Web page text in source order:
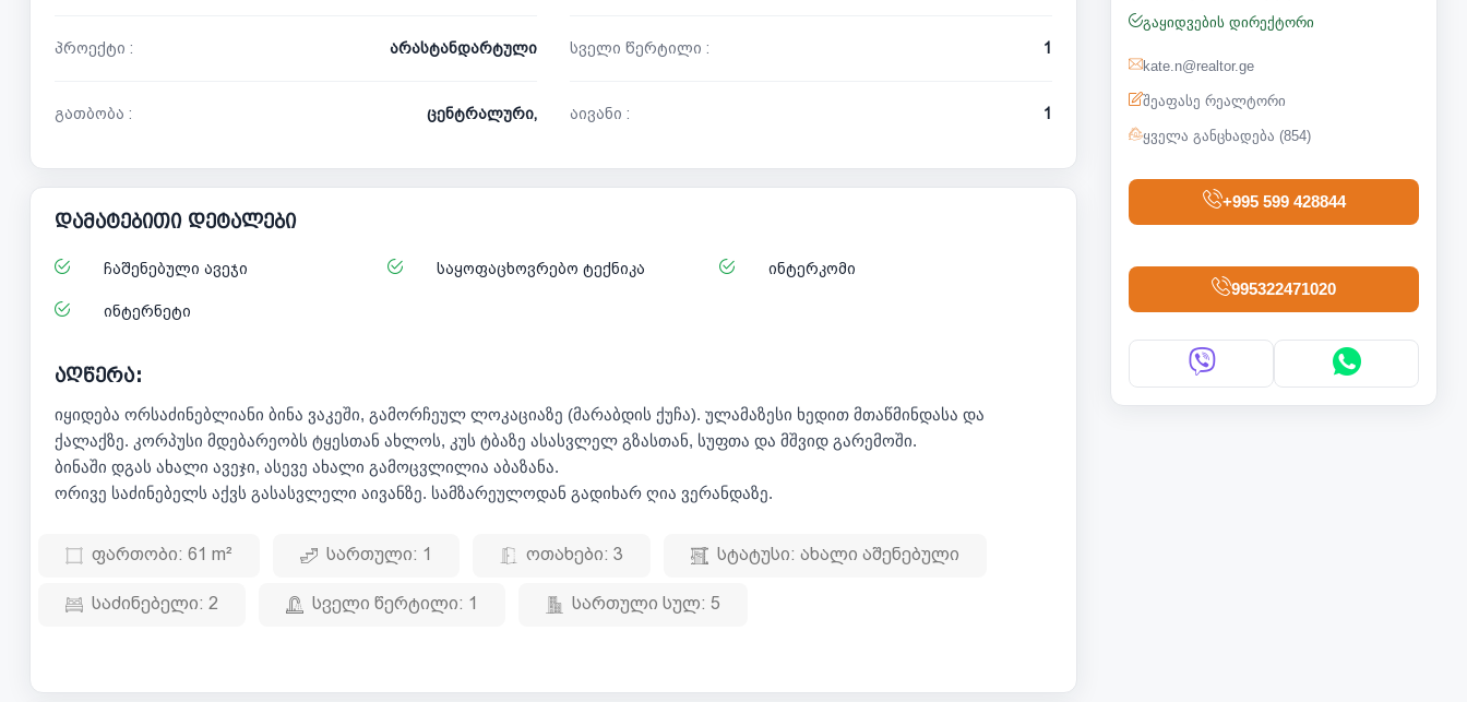
პროექტი : არასტანდარტული
გათბობა : ცენტრალური,
სველი წერტილი : 1
აივანი : 1
დამატებითი დეტალები
ჩაშენებული ავეჯი საყოფაცხოვრებო ტექნიკა ინტერკომი
ინტერნეტი
აღწერა:
იყიდება ორსაძინებლიანი ბინა ვაკეში, გამორჩეულ ლოკაციაზე (მარაბდის ქუჩა). ულამაზესი ხედით მთაწმინდასა და
ქალაქზე. კორპუსი მდებარეობს ტყესთან ახლოს, კუს ტბაზე ასასვლელ გზასთან, სუფთა და მშვიდ გარემოში.
ბინაში დგას ახალი ავეჯი, ასევე ახალი გამოცვლილია აბაზანა.
ორივე საძინებელს აქვს გასასვლელი აივანზე. სამზარეულოდან გადიხარ ღია ვერანდაზე.
ფართობი: 61 m² სართული: 1 ოთახები: 3 სტატუსი: ახალი აშენებული
საძინებელი: 2 სველი წერტილი: 1 სართული სულ: 5
გაყიდვების დირექტორი
kate.n@realtor.ge
შეაფასე რეალტორი
ყველა განცხადება (854)
+995 599 428844
995322471020